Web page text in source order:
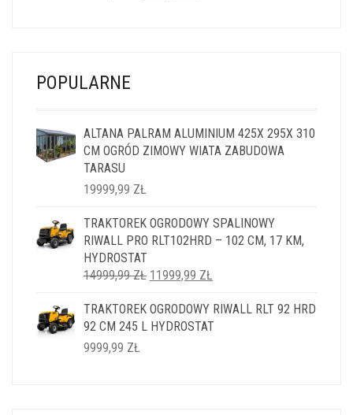
POPULARNE
ALTANA PALRAM ALUMINIUM 425X 295X 310
CM OGRÓD ZIMOWY WIATA ZABUDOWA
TARASU
19999,99 ZŁ
TRAKTOREK OGRODOWY SPALINOWY
RIWALL PRO RLT102HRD – 102 CM, 17 KM,
HYDROSTAT
14999,99ZŁ PIERWOTNA
WYNOSIŁA:
14999,99 ZŁ.
11999,99 ZŁ
WYNOSI:
11999,99 ZŁ.
TRAKTOREK OGRODOWY RIWALL RLT 92 HRD
92 CM 245 L HYDROSTAT
9999,99 ZŁ